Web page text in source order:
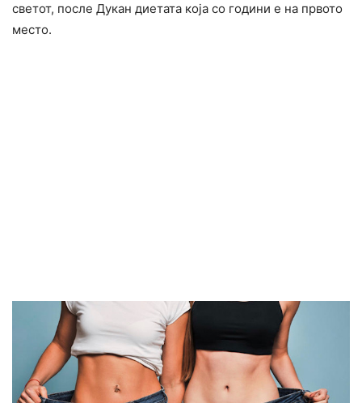
светот, после Дукан диетата која со години е на првото
место.